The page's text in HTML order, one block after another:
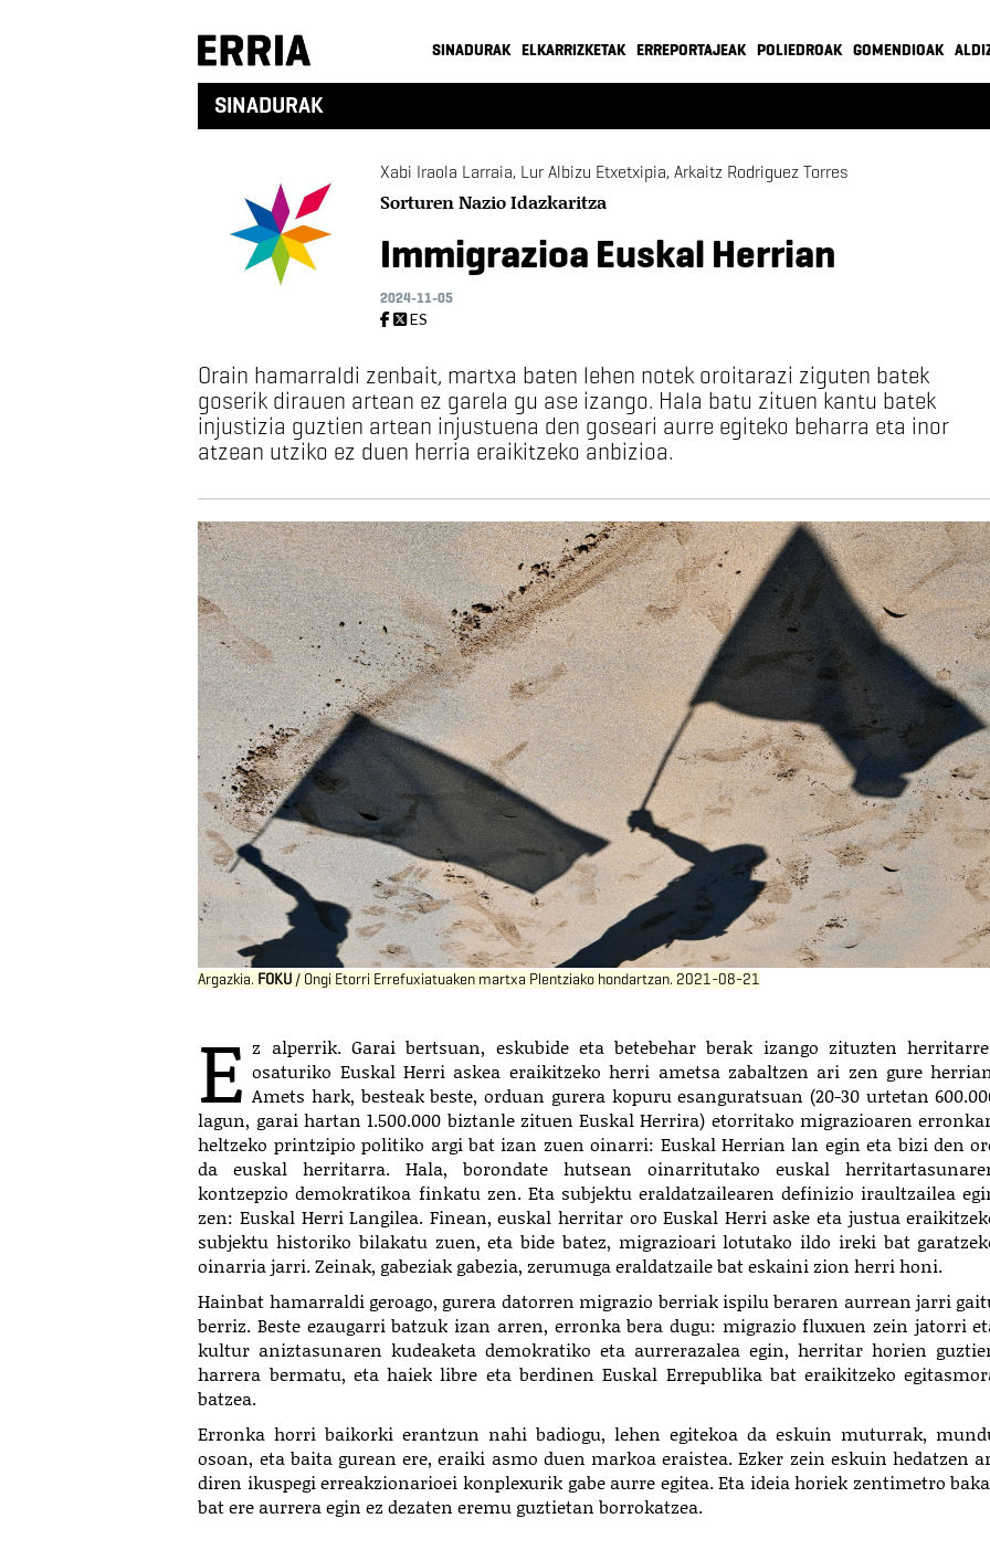
SINADURAK ELKARRIZKETAK ERREPORTAJEAK POLIEDROAK GOMENDIOAK
SINADURAK
Xabi Iraola Larraia, Lur Albizu Etxetxipia, Arkaitz Rodriguez Torres
Sorturen Nazio Idazkaritza
Immigrazioa Euskal Herrian
2024-11-05
ES
Orain hamarraldi zenbait, martxa baten lehen notek oroitarazi ziguten batek
goserik dirauen artean ez garela gu ase izango. Hala batu zituen kantu batek
injustizia guztien artean injustuena den goseari aurre egiteko beharra eta inor
atzean utziko ez duen herria eraikitzeko anbizioa.
Argazkia. FOKU / Ongi Etorri Errefuxiatuaken martxa Plentziako hondartzan. 2021-08-21
E z alperrik. Garai bertsuan, eskubide eta betebehar berak izango zituzten
osaturiko Euskal Herri askea eraikitzeko herri ametsa zabaltzen ari zen gure
Amets hark, besteak beste, orduan gurera kopuru esanguratsuan (20-30 urtetan
lagun, garai hartan 1.500.000 biztanle zituen Euskal Herrira) etorritako migrazioaren
heltzeko printzipio politiko argi bat izan zuen oinarri: Euskal Herrian lan egin eta bizi den
da euskal herritarra. Hala, borondate hutsean oinarritutako euskal
kontzepzio demokratikoa finkatu zen. Eta subjektu eraldatzailearen definizio iraultzailea
zen: Euskal Herri Langilea. Finean, euskal herritar oro Euskal Herri aske eta justua
subjektu historiko bilakatu zuen, eta bide batez, migrazioari lotutako ildo ireki bat
oinarria jarri. Zeinak, gabeziak gabezia, zerumuga eraldatzaile bat eskaini zion herri honi.
Hainbat hamarraldi geroago, gurera datorren migrazio berriak ispilu beraren aurrean jarri
berriz. Beste ezaugarri batzuk izan arren, erronka bera dugu: migrazio fluxuen zein jatorri
kultur aniztasunaren kudeaketa demokratiko eta aurrerazalea egin, herritar horien
harrera bermatu, eta haiek libre eta berdinen Euskal Errepublika bat eraikitzeko
batzea.
Erronka horri baikorki erantzun nahi badiogu, lehen egitekoa da eskuin muturrak,
osoan, eta baita gurean ere, eraiki asmo duen markoa eraistea. Ezker zein eskuin hedatzen
diren ikuspegi erreakzionarioei konplexurik gabe aurre egitea. Eta ideia horiek zentimetro
bat ere aurrera egin ez dezaten eremu guztietan borrokatzea.